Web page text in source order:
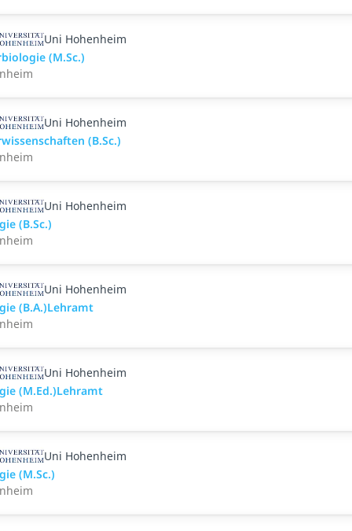
Uni Hohenheim
(M.Sc.)
Uni Hohenheim
(B.Sc.)
Uni Hohenheim
(B.Sc.)
Uni Hohenheim
(B.A.)Lehramt
Uni Hohenheim
(M.Ed.)Lehramt
Uni Hohenheim
(M.Sc.)